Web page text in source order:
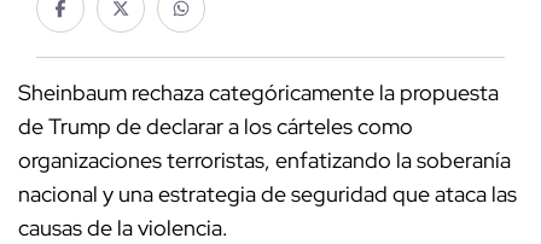
Sheinbaum rechaza categóricamente la propuesta
de Trump de declarar a los cárteles como
organizaciones terroristas, enfatizando la soberanía
nacional y una estrategia de seguridad que ataca las
causas de la violencia.